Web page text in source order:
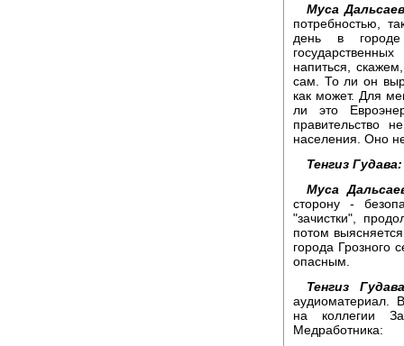
Муса
потребностью,
день в
напиться,
сам. То ли он
как может. Для
ли это
правительство
населения. Оно
Тенгиз Гудава:
Муса
сторону -
"зачистки",
потом
города Грозного
опасным.
Тенгиз
аудиоматериал.
на коллегии
Медработника: